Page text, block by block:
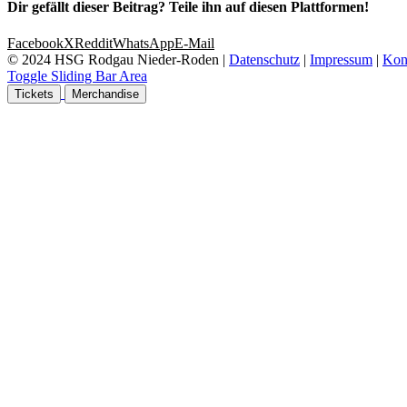
Dir gefällt dieser Beitrag? Teile ihn auf diesen Plattformen!
FacebookXRedditWhatsAppE-Mail
© 2024 HSG Rodgau Nieder-Roden | Datenschutz | Impressum |
Toggle Sliding Bar Area
Tickets Merchandise